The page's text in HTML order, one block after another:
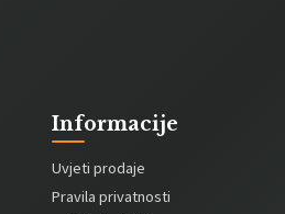
Informacije
Uvjeti prodaje
Pravila privatnosti